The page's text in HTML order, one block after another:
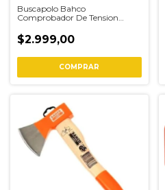
Buscapolo Bahco
Comprobador De Tension
$2.999,00